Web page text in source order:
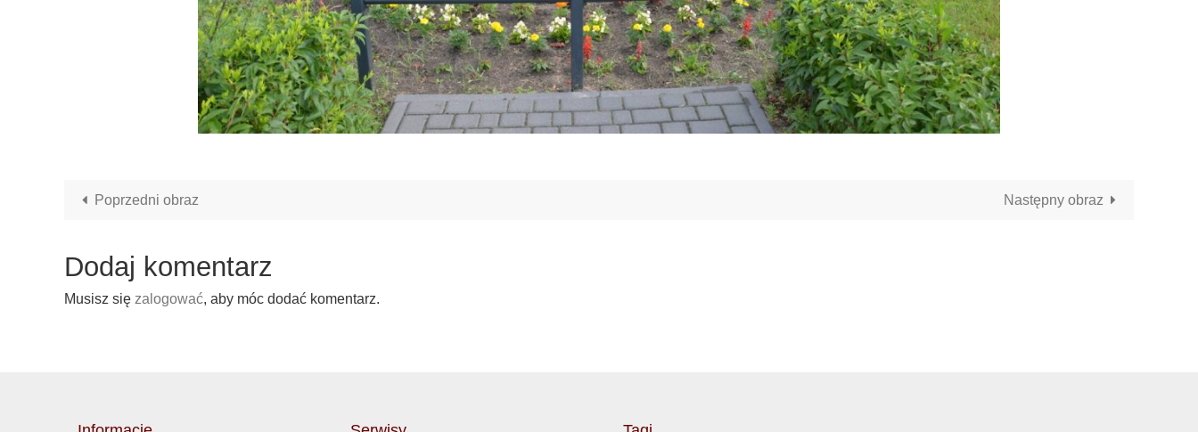
Poprzedni obraz Następny obraz
Dodaj komentarz
Musisz się zalogować, aby móc dodać komentarz.